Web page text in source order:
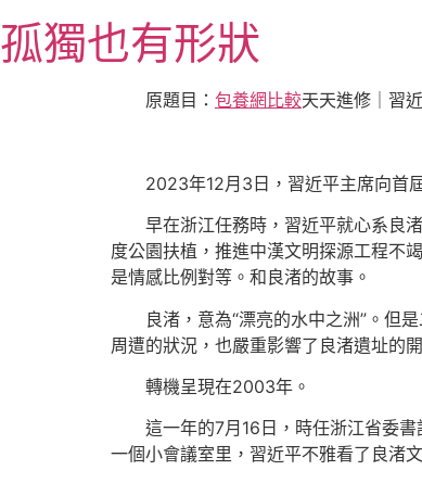
至
主
孤獨也有形狀
原題目： 包養網比較天天進修｜習
2023年12月3日，習近平主席向首
早在浙江任務時，習近平就心系良
度公園扶植，推進中漢文明探源工程不
是情感比例對等。和良渚的故事。
良渚，意為“漂亮的水中之洲”。但
周遭的狀況，也嚴重影響了良渚遺址的
轉機呈現在2003年。
這一年的7月16日，時任浙江省委
一個小會議室里，習近平不雅看了良渚